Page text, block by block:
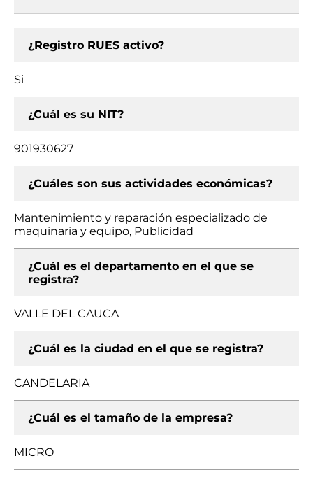
¿Registro RUES activo?
Si
¿Cuál es su NIT?
901930627
¿Cuáles son sus actividades económicas?
Mantenimiento y reparación especializado de
maquinaria y equipo, Publicidad
¿Cuál es el departamento en el que se
registra?
VALLE DEL CAUCA
¿Cuál es la ciudad en el que se registra?
CANDELARIA
¿Cuál es el tamaño de la empresa?
MICRO